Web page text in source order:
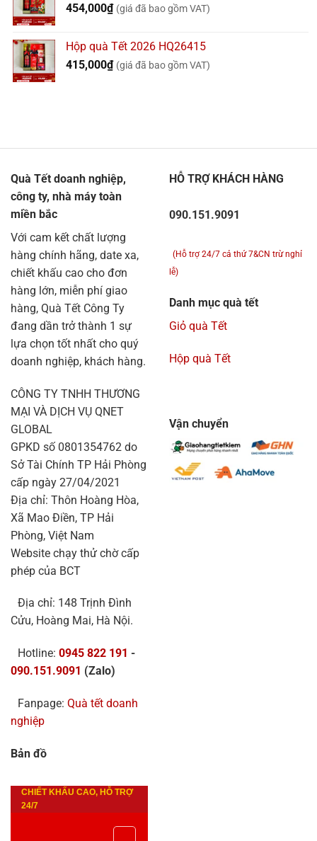
454,000₫ (giá đã bao gồm VAT)
Hộp quà Tết 2026 HQ26415
415,000₫ (giá đã bao gồm VAT)
Quà Tết doanh nghiệp,
công ty, nhà máy toàn
miền bắc
Với cam kết chất lượng
hàng chính hãng, date xa,
chiết khấu cao cho đơn
hàng lớn, miễn phí giao
hàng, Quà Tết Công Ty
đang dần trở thành 1 sự
lựa chọn tốt nhất cho quý
doanh nghiệp, khách hàng.
CÔNG TY TNHH THƯƠNG
MẠI VÀ DỊCH VỤ QNET
GLOBAL
GPKD số 0801354762 do
Sở Tài Chính TP Hải Phòng
cấp ngày 27/04/2021
Địa chỉ: Thôn Hoàng Hòa,
Xã Mao Điền, TP Hải
Phòng, Việt Nam
Website chạy thử chờ cấp
phép của BCT
Địa chỉ: 148 Trịnh Đình
Cửu, Hoàng Mai, Hà Nội.
Hotline: 0945 822 191 -
090.151.9091 (Zalo)
Fanpage: Quà tết doanh
nghiệp
Bản đồ
HỖ TRỢ KHÁCH HÀNG
090.151.9091
(Hỗ trợ 24/7 cả thứ 7&CN trừ nghỉ
lễ)
Danh mục quà tết
Giỏ quà Tết
Hộp quà Tết
Vận chuyển